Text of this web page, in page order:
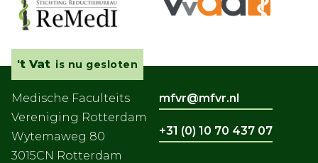
't Vat is nu gesloten
Medische Faculteits
Vereniging Rotterdam
Wytemaweg 80
3015CN Rotterdam
mfvr@mfvr.nl
+31 (0) 10 70 437 07